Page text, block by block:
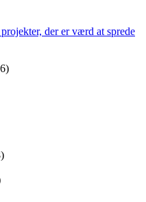
der er værd at sprede